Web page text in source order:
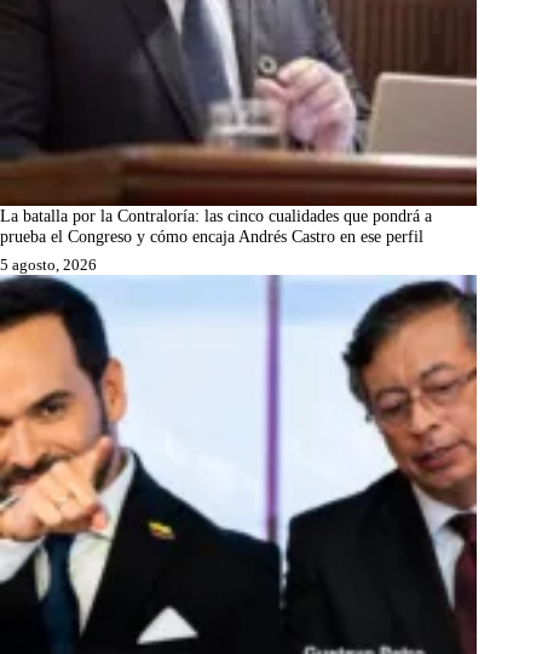
La batalla por la Contraloría: las cinco cualidades que pondrá a
prueba el Congreso y cómo encaja Andrés Castro en ese perfil
5 agosto, 2026